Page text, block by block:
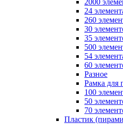
2000
24
260
30
35
500
54
60
Разное
Рамка для
100
50
70
Пластик